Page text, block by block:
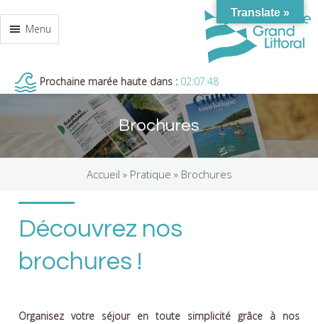
Menu
Prochaine marée haute dans : 02:07:47
Brochures
Accueil » Pratique » Brochures
Découvrez nos
brochures !
Organisez votre séjour en toute simplicité grâce à nos
Translate »